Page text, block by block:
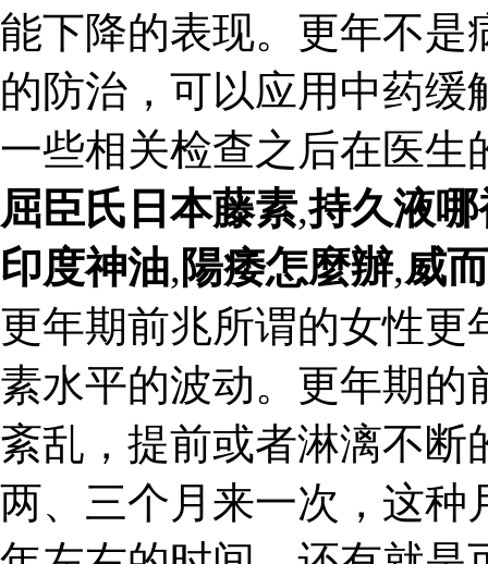
能下降的表现。更年不是
的防治，可以应用中药
一些相关检查之后在医生
屈臣氏日本藤素,持久液
印度神油, 陽痿怎麼辦,威
更年期前兆所谓的女性更
素水平的波动。更年期的
紊乱，提前或者淋漓不断
两、三个月来一次，这种